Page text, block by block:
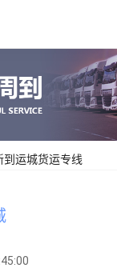
运城货运专线